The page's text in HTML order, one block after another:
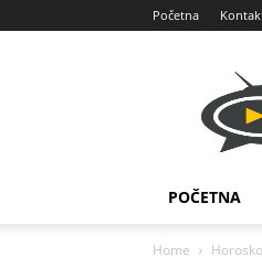
Početna
POČETNA
Home